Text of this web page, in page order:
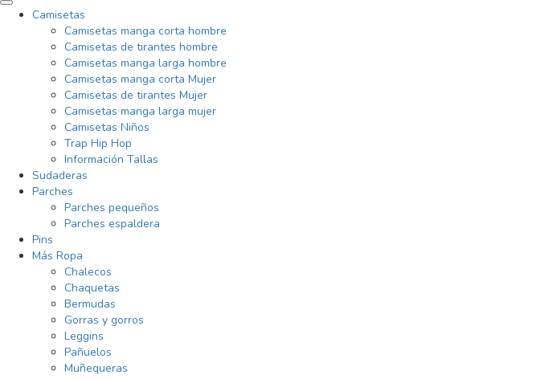
ScrollCamisetas
Camisetas manga corta hombre
Camisetas de tirantes hombre
Camisetas manga larga hombre
Camisetas manga corta Mujer
Camisetas de tirantes Mujer
Camisetas manga larga mujer
Camisetas Niños
Trap Hip Hop
Información Tallas
Sudaderas
Parches
Parches pequeños
Parches espaldera
Pins
Más Ropa
Chalecos
Chaquetas
Bermudas
Gorras y gorros
Leggins
Pañuelos
Muñequeras